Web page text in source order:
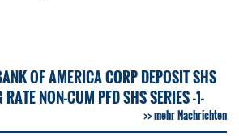
OF AMERICA CORP DEPOSIT SHS
RATE NON-CUM PFD SHS SERIES -1-
mehr Nachrichten